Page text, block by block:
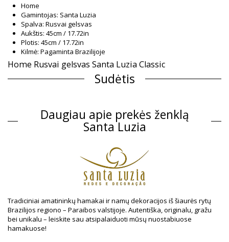
Home
Gamintojas: Santa Luzia
Spalva: Rusvai gelsvas
Aukštis: 45cm / 17.72in
Plotis: 45cm / 17.72in
Kilmė: Pagaminta Brazilijoje
Home Rusvai gelsvas Santa Luzia Classic
Sudėtis
Informacija apie gaminį
Skyrius: Unisex, Home
Į pakuotę įeina: 1 x Home (Kiti priedai nepridedami)
EAN: Unikalus dydis (7899818535360)
Tiekėjo nuoroda: 63350
Svoris: 50g / 0.11lb / 1.76oz
Retušuotos nuotraukos
Skalbimo ir priežiūros
instrukcijos
Priežiūros instrukcijos: Santa Luzia Tambaba Natural
Daugiau apie prekės ženklą
Santa Luzia
Tradiciniai amatininkų hamakai ir namų dekoracijos iš šiaurės rytų
Brazilijos regiono – Paraibos valstijoje. Autentiška, originalu, gražu
bei unikalu – leiskite sau atsipalaiduoti mūsų nuostabiuose
hamakuose!